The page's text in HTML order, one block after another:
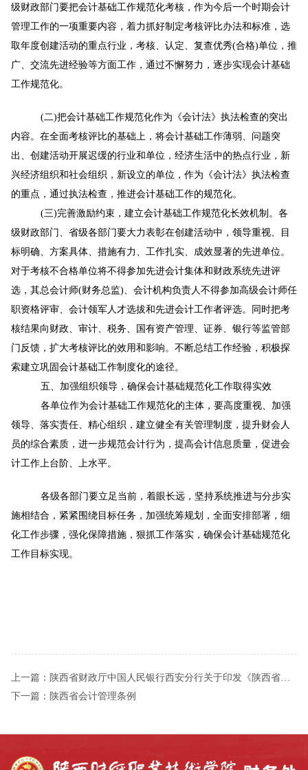
级财政部门要把会计基础工作规范化考核，作为今后一个时期会计
管理工作的一项重要内容，着力抓好制定考核评比办法和标准，选
取年度创建活动的重点行业，考核、认定、复查优秀(合格)单位，推
广、交流先进经验等方面工作，通过不懈努力，逐步实现会计基础
工作规范化。
(二)把会计基础工作规范化作为《会计法》执法检查的突出
内容。在全面考核评比的基础上，将会计基础工作薄弱、问题突
出、创建活动开展迟缓的行业和单位，经济生活中的热点行业，新
兴经济组织和社会组织，新设立的单位，作为《会计法》执法检查
的重点，通过执法检查，推进会计基础工作的规范化。
(三)完善激励约束，建立会计基础工作规范化长效机制。各
级财政部门、省级各部门要大力表彰在创建活动中，领导重视、目
标明确、方案具体、措施有力、工作扎实、成效显著的先进单位。
对于考核不合格单位将不得参加先进会计集体和财政系统先进评
选，其总会计师(财务总监)、会计机构负责人不得参加高级会计师任
职资格评审、会计领军人才选拔和先进会计工作者评选。同时把考
核结果向财政、审计、税务、国有资产管理、证券、银行等监管部
门反馈，扩大考核评比的效用和影响。不断总结工作经验，积极探
索建立巩固会计基础工作制度化的途径。
五、加强组织领导，确保会计基础规范化工作取得实效
各单位作为会计基础工作规范化的主体，要高度重视、加强
领导、落实责任、精心组织，建立健全有关管理制度，提升财会人
员的综合素质，进一步规范会计行为，提高会计信息质量，促进会
计工作上台阶、上水平。
各级各部门要立足当前，着眼长远，坚持系统推进与分步实
施相结合，紧紧围绕目标任务，加强统筹规划，全面安排部署，细
化工作步骤，强化保障措施，狠抓工作落实，确保会计基础规范化
工作目标实现。
上一篇： 陕西省财政厅中国人民银行西安分行关于印发《陕西省预算单位银行账户管理暂行办法》的通知
下一篇： 陕西省会计管理条例